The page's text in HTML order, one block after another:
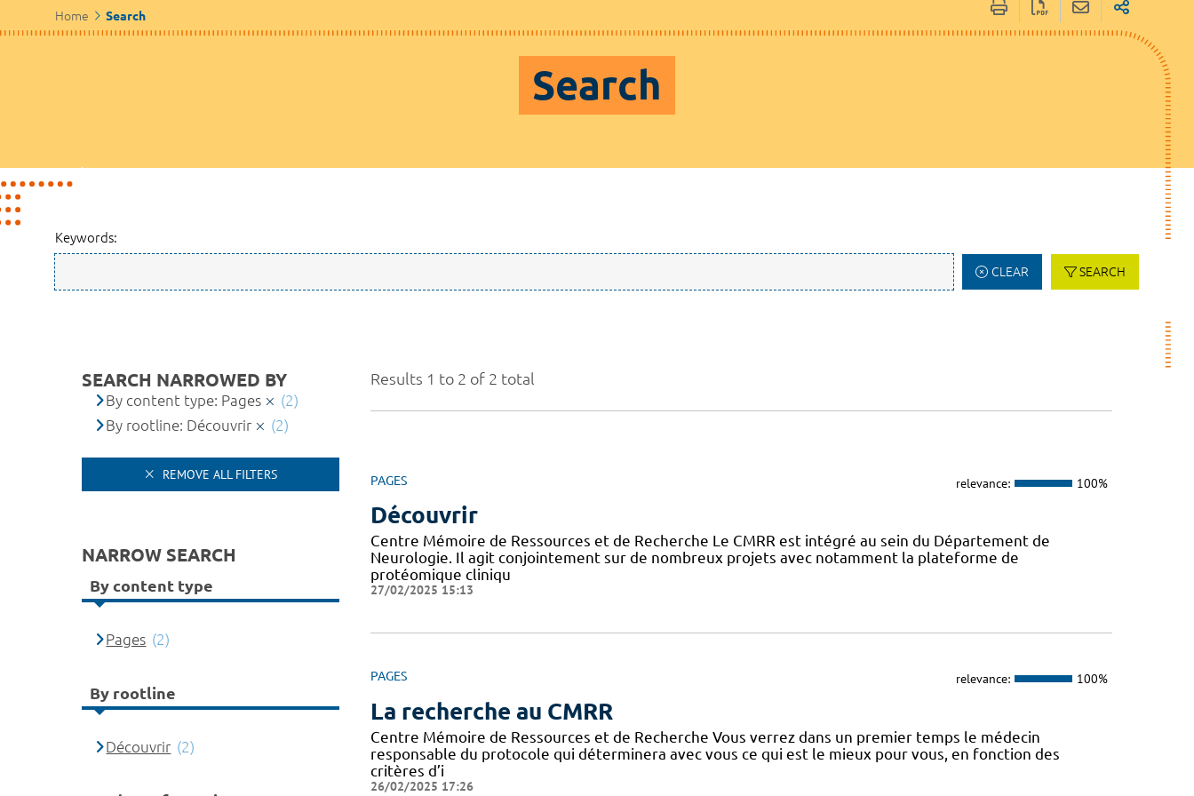
Home Search
Search
Keywords:
CLEAR SEARCH
Results 1 to 2 of 2 total
PAGES relevance: 100%
Découvrir
Centre Mémoire de Ressources et de Recherche Le CMRR est intégré au sein du Département de
Neurologie. Il agit conjointement sur de nombreux projets avec notamment la plateforme de
protéomique cliniqu
27/02/2025 15:13
PAGES relevance: 100%
La recherche au CMRR
Centre Mémoire de Ressources et de Recherche Vous verrez dans un premier temps le médecin
responsable du protocole qui déterminera avec vous ce qui est le mieux pour vous, en fonction des
critères d’i
26/02/2025 17:26
SEARCH NARROWED BY
By content type: Pages
(2)
By rootline: Découvrir
(2)
REMOVE ALL FILTERS
NARROW SEARCH
By content type
Pages (2)
By rootline
Découvrir (2)